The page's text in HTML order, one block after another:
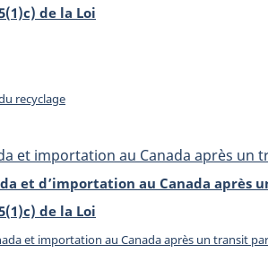
de la Loi
recyclage
et importation au Canada après un
et d’importation au Canada après
de la Loi
et importation au Canada après un transit